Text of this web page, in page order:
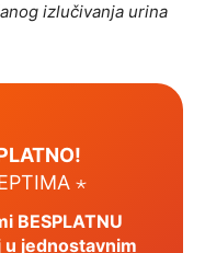
izlučivanja urina
⋆
BESPLATNU
jednostavnim